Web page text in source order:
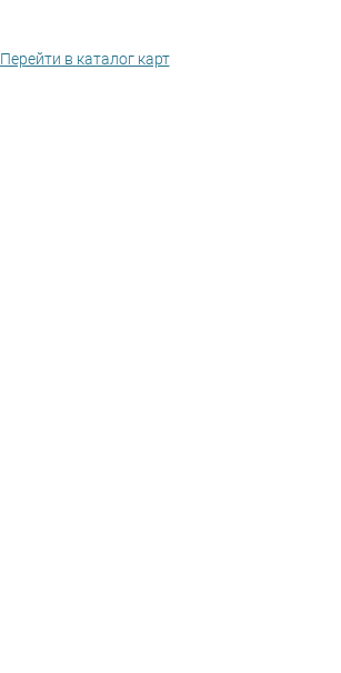
Перейти в каталог карт